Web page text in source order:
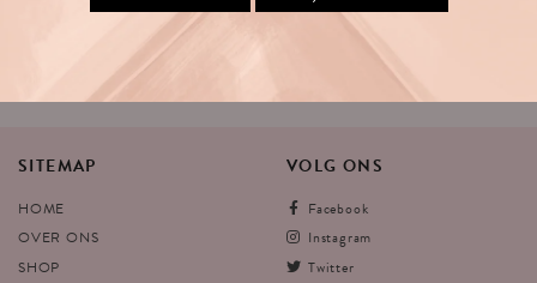
INSCHRIJVEN
SITEMAP
HOME
OVER ONS
SHOP
VOLG ONS
Facebook
Instagram
Twitter